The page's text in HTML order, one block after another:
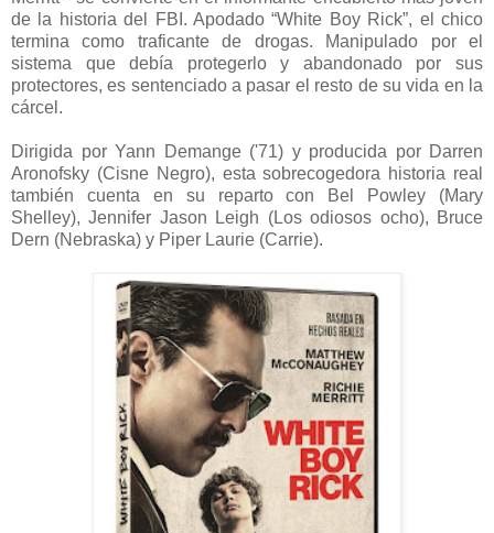
de la historia del FBI. Apodado “White Boy Rick”, el chico
termina como traficante de drogas. Manipulado por el
sistema que debía protegerlo y abandonado por sus
protectores, es sentenciado a pasar el resto de su vida en la
cárcel.
Dirigida por Yann Demange ('71) y producida por Darren
Aronofsky (Cisne Negro), esta sobrecogedora historia real
también cuenta en su reparto con Bel Powley (Mary
Shelley), Jennifer Jason Leigh (Los odiosos ocho), Bruce
Dern (Nebraska) y Piper Laurie (Carrie).